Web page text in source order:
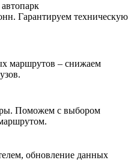
Гарантируем техническую
маршрутов – снижаем
Поможем с выбором
обновление данных